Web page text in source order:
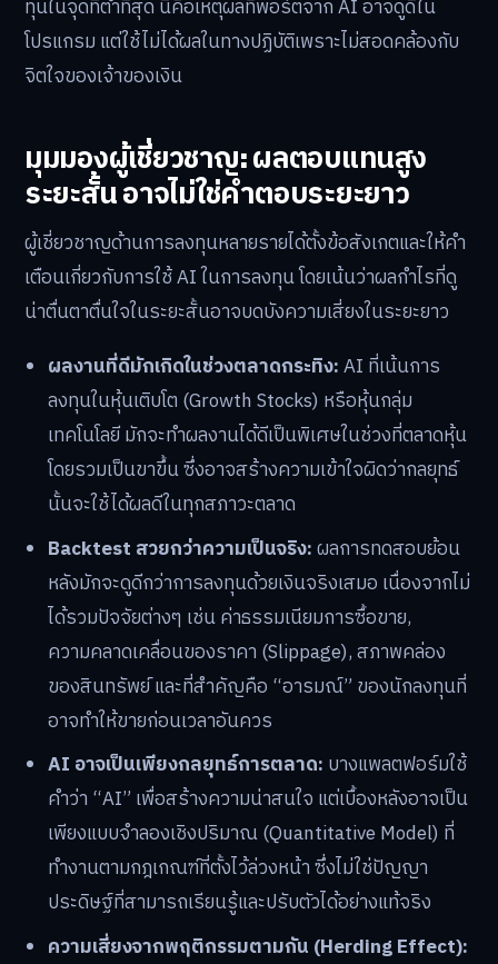
ทุนในจุดที่ต่ำที่สุด นี่คือเหตุผลที่พอร์ตจาก AI อาจดูดีใน
โปรแกรม แต่ใช้ไม่ได้ผลในทางปฏิบัติเพราะไม่สอดคล้องกับ
จิตใจของเจ้าของเงิน
มุมมองผู้เชี่ยวชาญ: ผลตอบแทนสูง
ระยะสั้น อาจไม่ใช่คำตอบระยะยาว
ผู้เชี่ยวชาญด้านการลงทุนหลายรายได้ตั้งข้อสังเกตและให้คำ
เตือนเกี่ยวกับการใช้ AI ในการลงทุน โดยเน้นว่าผลกำไรที่ดู
น่าตื่นตาตื่นใจในระยะสั้นอาจบดบังความเสี่ยงในระยะยาว
ผลงานที่ดีมักเกิดในช่วงตลาดกระทิง:AI ที่เน้นการ
ลงทุนในหุ้นเติบโต (Growth Stocks) หรือหุ้นกลุ่ม
เทคโนโลยี มักจะทำผลงานได้ดีเป็นพิเศษในช่วงที่ตลาดหุ้น
โดยรวมเป็นขาขึ้น ซึ่งอาจสร้างความเข้าใจผิดว่ากลยุทธ์
นั้นจะใช้ได้ผลดีในทุกสภาวะตลาด
Backtest สวยกว่าความเป็นจริง:ผลการทดสอบย้อน
หลังมักจะดูดีกว่าการลงทุนด้วยเงินจริงเสมอ เนื่องจากไม่
ได้รวมปัจจัยต่างๆ เช่น ค่าธรรมเนียมการซื้อขาย,
ความคลาดเคลื่อนของราคา (Slippage), สภาพคล่อง
ของสินทรัพย์ และที่สำคัญคือ “อารมณ์” ของนักลงทุนที่
อาจทำให้ขายก่อนเวลาอันควร
AI อาจเป็นเพียงกลยุทธ์การตลาด: บางแพลตฟอร์มใช้
คำว่า “AI” เพื่อสร้างความน่าสนใจ แต่เบื้องหลังอาจเป็น
เพียงแบบจำลองเชิงปริมาณ (Quantitative Model) ที่
ทำงานตามกฎเกณฑ์ที่ตั้งไว้ล่วงหน้า ซึ่งไม่ใช่ปัญญา
ประดิษฐ์ที่สามารถเรียนรู้และปรับตัวได้อย่างแท้จริง
ความเสี่ยงจากพฤติกรรมตามกัน (Herding Effect):